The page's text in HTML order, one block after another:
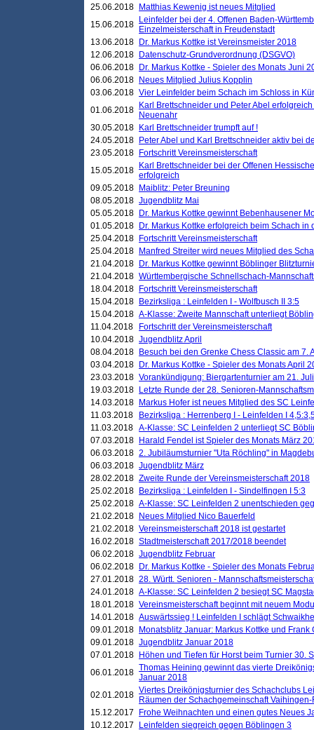
25.06.2018
Matthias Kewenig ist neues Mitglied
15.06.2018
Leinfelder bei der 4. Offenen Baden-
Einzelmeisterschaft in Freudenstadt
13.06.2018
Dr. Markus Kottke ist Vereinsmeister 2018
12.06.2018
Datenschutz-Grundverordnung (DSGVO)
06.06.2018
Dr. Markus Kottke - Spieler des Monats Juni
06.06.2018
Neues Mitglied Julius Kopplin
03.06.2018 Vier Leinfelder beim Schach im Schloss in
01.06.2018
Karl Brettschneider und Peter Abel
Neuenahr
30.05.2018
Karl Brettschneider trumpft auf !
24.05.2018
Peter Abel und Karl Brettschneider aktiv bei
23.05.2018
Fortschritt Vereinsmeisterschaft
15.05.2018
Karl Brettschneider bei der Offenen
erfolgreich
09.05.2018
Maiblitz: Peter Breuning
08.05.2018 Jugendblitz Mai
05.05.2018
Dr. Markus Kottke gewinnt Bebenhausener
01.05.2018
Dr. Markus Kottke erfolgreich beim Schach
25.04.2018
Fortschritt Vereinsmeisterschaft
25.04.2018
Manfred Streiter wird neues Mitglied des
21.04.2018
Dr. Markus Kottke gewinnt Böblinger
21.04.2018 Württembergische Schnellschach-
18.04.2018
Fortschritt Vereinsmeisterschaft
15.04.2018
Bezirksliga : Leinfelden I - Wolfbusch II 3:5
15.04.2018 A-Klasse: Zweite Mannschaft unterliegt
11.04.2018
Fortschritt der Vereinsmeisterschaft
10.04.2018 Jugendblitz April
08.04.2018
Besuch bei den Grenke Chess Classic am 7.
03.04.2018
Dr. Markus Kottke - Spieler des Monats April
23.03.2018 Vorankündigung: Biergartenturnier am 21.
19.03.2018
Letzte Runde der 28. Senioren-
14.03.2018
Markus Hofer ist neues Mitglied des SC
11.03.2018
Bezirksliga : Herrenberg I - Leinfelden I
11.03.2018 A-Klasse: SC Leinfelden 2 unterliegt SC
07.03.2018
Harald Fendel ist Spieler des Monats März
06.03.2018 2. Jubiläumsturnier "Uta Röchling" in
06.03.2018 Jugendblitz März
28.02.2018 Zweite Runde der Vereinsmeisterschaft 2018
25.02.2018
Bezirksliga : Leinfelden I - Sindelfingen I 5:3
25.02.2018 A-Klasse: SC Leinfelden 2 unentschieden
21.02.2018
Neues Mitglied Nico Bauerfeld
21.02.2018 Vereinsmeisterschaft 2018 ist gestartet
16.02.2018 Stadtmeisterschaft 2017/2018 beendet
06.02.2018 Jugendblitz Februar
06.02.2018
Dr. Markus Kottke - Spieler des Monats
27.01.2018 28. Württ. Senioren -
24.01.2018 A-Klasse: SC Leinfelden 2 besiegt SC
18.01.2018 Vereinsmeisterschaft beginnt mit neuem
14.01.2018 Auswärtssieg ! Leinfelden I schlägt
09.01.2018
Monatsblitz Januar: Markus Kottke und
09.01.2018 Jugendblitz Januar 2018
07.01.2018
Höhen und Tiefen für Horst beim Turnier 30.
06.01.2018 Thomas Heining gewinnt das vierte
Januar 2018
02.01.2018 Viertes Dreikönigsturnier des Schachclubs
Räumen der Schachgemeinschaft
15.12.2017
Frohe Weihnachten und einen gutes Neues
10.12.2017
Leinfelden siegreich gegen Böblingen 3